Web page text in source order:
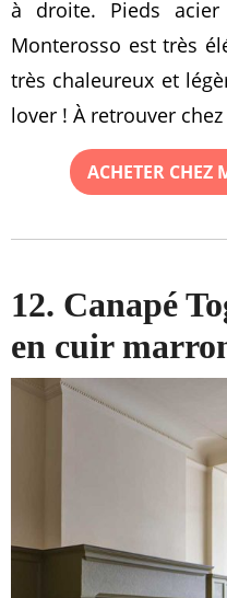
à droite. Pieds
Monterosso est très
très chaleureux et
lover ! À retrouver chez
ACHETER CHEZ
12. Canapé
en cuir